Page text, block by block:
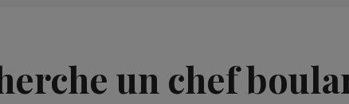
un chef